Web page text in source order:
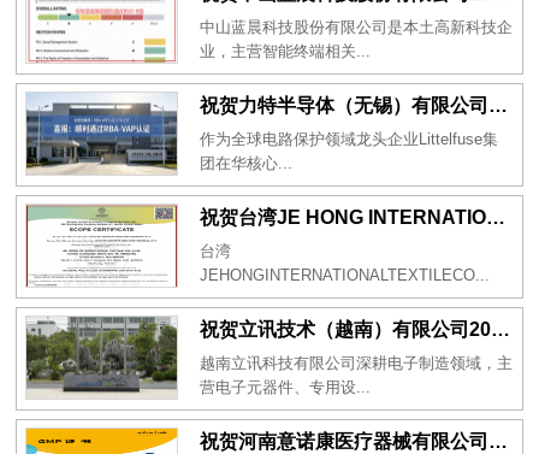
中山蓝晨科技股份有限公司是本土高新科技企
业，主营智能终端相关...
祝贺力特半导体（无锡）有限公司2026年一次性成功通过RBA-VAP认证审核并取得170.2分
作为全球电路保护领域龙头企业Littelfuse集
团在华核心...
祝贺台湾JE HONG INTERNATIONAL TEXTILE CO., LTD 2026年一次性成功通过GRS认证
台湾
JEHONGINTERNATIONALTEXTILECO...
祝贺立讯技术（越南）有限公司2026年一次性成功通过RBA-VAP审核获得金牌评级！
越南立讯科技有限公司深耕电子制造领域，主
营电子元器件、专用设...
祝贺河南意诺康医疗器械有限公司2026年一次性成功通过GMP认证